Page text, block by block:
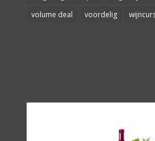
volume deal
voordelig